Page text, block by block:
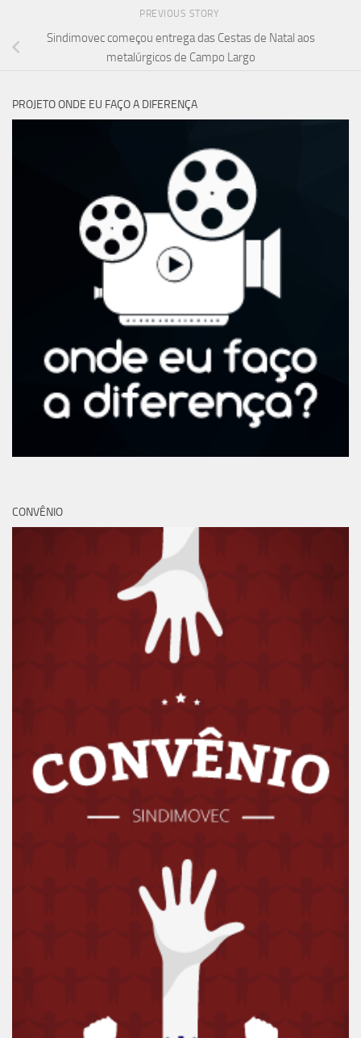
PREVIOUS STORY
Sindimovec começou entrega das Cestas de Natal aos
metalúrgicos de Campo Largo
PROJETO ONDE EU FAÇO A DIFERENÇA
CONVÊNIO